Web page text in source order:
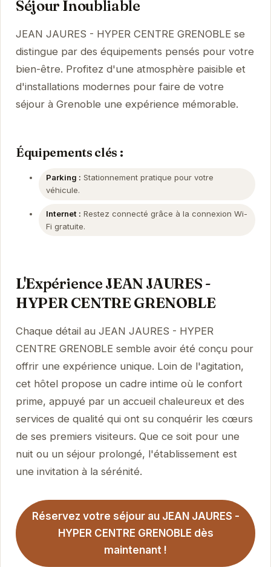
Séjour Inoubliable
JEAN JAURES - HYPER CENTRE GRENOBLE se
distingue par des équipements pensés pour votre
bien-être. Profitez d'une atmosphère paisible et
d'installations modernes pour faire de votre
séjour à Grenoble une expérience mémorable.
Équipements clés :
Parking : Stationnement pratique pour votre
véhicule.
Internet : Restez connecté grâce à la connexion Wi-
Fi gratuite.
L'Expérience JEAN JAURES -
HYPER CENTRE GRENOBLE
Chaque détail au JEAN JAURES - HYPER
CENTRE GRENOBLE semble avoir été conçu pour
offrir une expérience unique. Loin de l'agitation,
cet hôtel propose un cadre intime où le confort
prime, appuyé par un accueil chaleureux et des
services de qualité qui ont su conquérir les cœurs
de ses premiers visiteurs. Que ce soit pour une
nuit ou un séjour prolongé, l'établissement est
une invitation à la sérénité.
Réservez votre séjour au JEAN JAURES -
HYPER CENTRE GRENOBLE dès
maintenant !